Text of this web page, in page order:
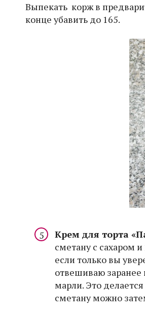
Выпекать корж в
конце убавить до 165.
Крем для торта
сметану с сахаром
если только вы
отвешиваю заранее
марли. Это
сметану можно